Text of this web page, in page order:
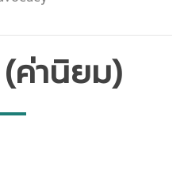
ค่านิยม)